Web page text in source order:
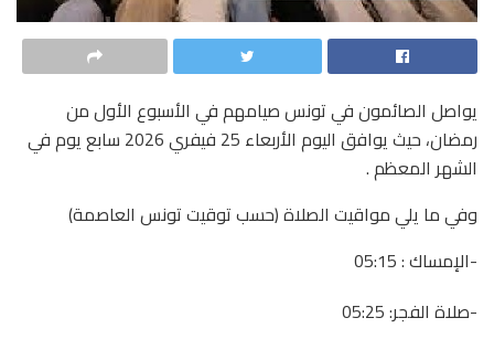
يواصل الصائمون في تونس صيامهم في الأسبوع الأول من
رمضان، حيث يوافق اليوم الأربعاء 25 فيفري 2026 سابع يوم في
الشهر المعظم .
وفي ما يلي مواقيت الصلاة (حسب توقيت تونس العاصمة)
-الإمساك : 05:15
-صلاة الفجر: 05:25